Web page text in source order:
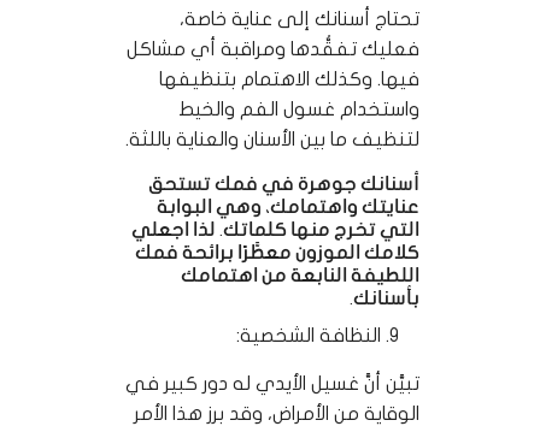
تحتاج أسنانك إلى عناية خاصة،
فعليك تفقُّدها ومراقبة أي مشاكل
فيها. وكذلك الاهتمام بتنظيفها
واستخدام غسول الفم والخيط
لتنظيف ما بين الأسنان والعناية باللثة.
أسنانك جوهرة في فمك تستحق
عنايتك واهتمامك، وهي البوابة
التي تخرج منها كلماتك. لذا اجعلي
كلامك الموزون معطَّرًا برائحة فمك
اللطيفة النابعة من اهتمامك
بأسنانك.
النظافة الشخصية:
تبيَّن أنَّ غسيل الأيدي له دور كبير في
الوقاية من الأمراض، وقد برز هذا الأمر